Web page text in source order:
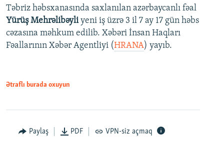
Təbriz həbsxanasında saxlanılan azərbaycanlı fəal
Yürüş Mehrəlibəyliyeni iş üzrə 3 il 7 ay 17 gün həbs
cəzasına məhkum edilib. Xəbəri İnsan Haqları
Fəallarının Xəbər Agentliyi (HRANA) yayıb.
Ətraflı burada oxuyun
Paylaş PDF VPN-siz açmaq